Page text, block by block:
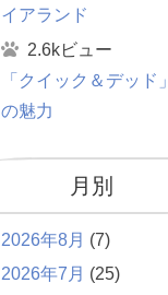
イアランド
2.6kビュー
「クイック＆デッド」
の魅力
月別
2026年8月 (7)
2026年7月 (25)